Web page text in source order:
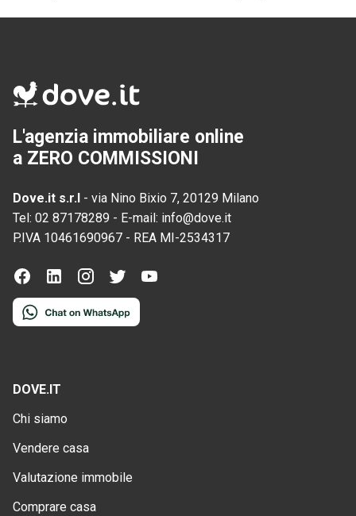
L'agenzia immobiliare online
a ZERO COMMISSIONI
Dove.it s.r.l - via Nino Bixio 7, 20129 Milano
Tel: 02 87178289 - E-mail: info@dove.it
P.IVA 10461690967 - REA MI-2534317
DOVE.IT
Chi siamo
Vendere casa
Valutazione immobile
Comprare casa